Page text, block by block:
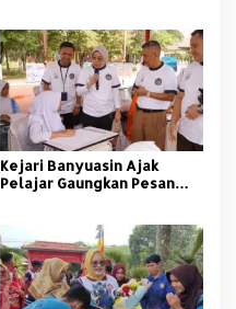
Kejari Banyuasin Ajak
Pelajar Gaungkan Pesan